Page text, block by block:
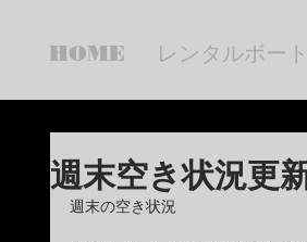
HOME レンタルボー
週末空き状況更
週末の空き状況